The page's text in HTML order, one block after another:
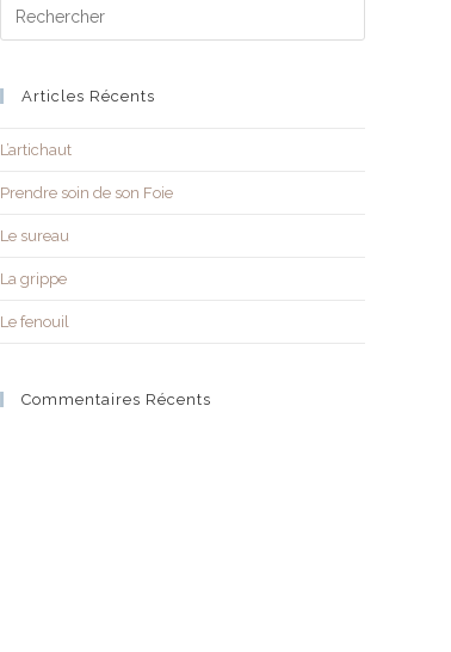
Articles Récents
L’artichaut
Prendre soin de son Foie
Le sureau
La grippe
Le fenouil
Commentaires Récents